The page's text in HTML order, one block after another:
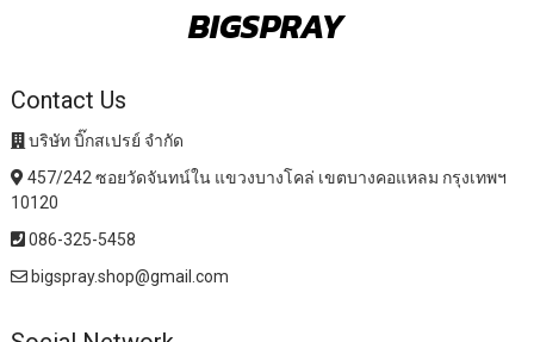
BIGSPRAY
Contact Us
บริษัท บิ๊กสเปรย์ จำกัด
457/242 ซอยวัดจันทน์ใน แขวงบางโคล่ เขตบางคอแหลม กรุงเทพฯ
10120
086-325-5458
bigspray.shop@gmail.com